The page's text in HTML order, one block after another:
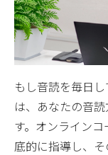
もし音読を毎日
は、あなたの音
す。オンライン
底的に指導し、そ